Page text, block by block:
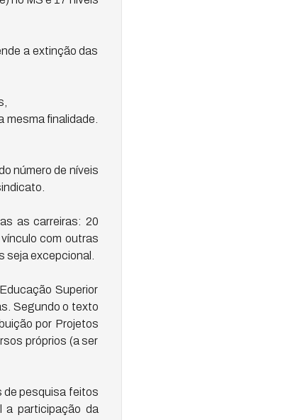
a extinção das
finalidade.
número de níveis
as carreiras: 20
com outras
excepcional.
Superior
Segundo o texto
por Projetos
próprios (a ser
de pesquisa feitos
a participação da